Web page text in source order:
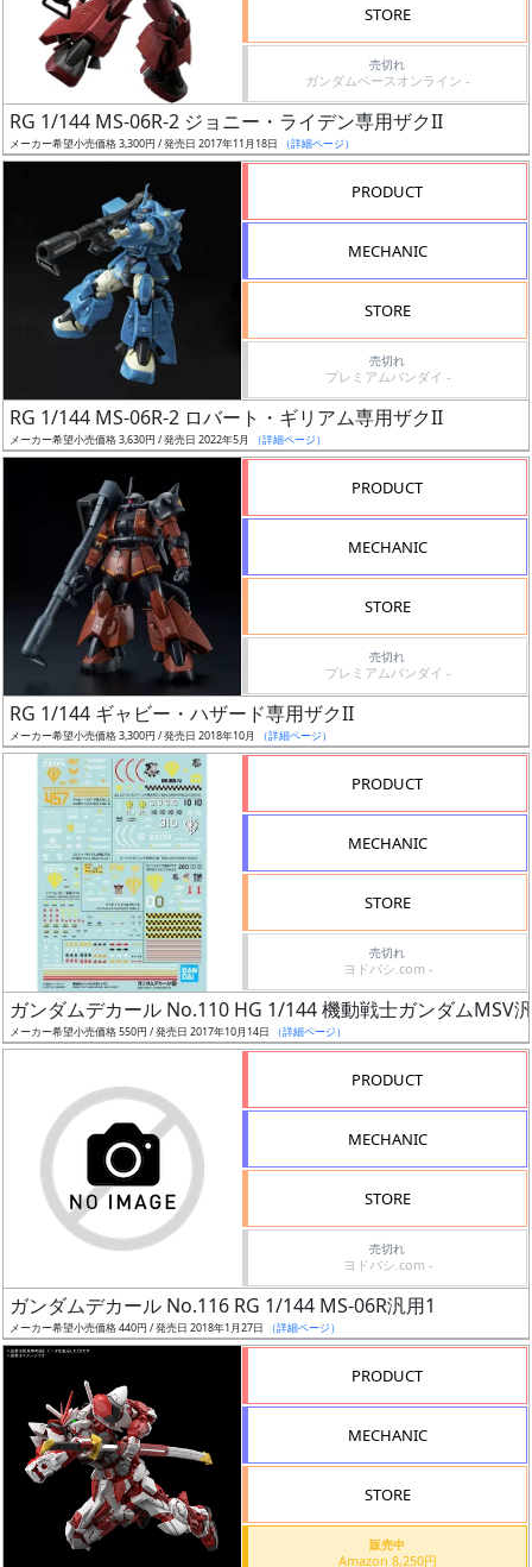
グ
レ
ル
シ
ー
ズ・
況
売
抽
選
中
在
庫
復
STORE
売切れ
ガンダムベースオンライン -
RG 1/144 MS-06R-2 ジョニー・ライデン専用ザクII
メーカー希望小売価格 3,300円 / 発売日 2017年11月18日 （詳細ページ）
PRODUCT
MECHANIC
STORE
売切れ
プレミアムバンダイ -
RG 1/144 MS-06R-2 ロバート・ギリアム専用ザクII
メーカー希望小売価格 3,630円 / 発売日 2022年5月 （詳細ページ）
PRODUCT
MECHANIC
STORE
売切れ
プレミアムバンダイ -
RG 1/144 ギャビー・ハザード専用ザクII
メーカー希望小売価格 3,300円 / 発売日 2018年10月 （詳細ページ）
PRODUCT
MECHANIC
STORE
売切れ
ヨドバシ.com -
ガンダムデカール No.110 HG 1/144 機動戦士ガンダムMSV
メーカー希望小売価格 550円 / 発売日 2017年10月14日 （詳細ページ）
PRODUCT
MECHANIC
STORE
売切れ
ヨドバシ.com -
ガンダムデカール No.116 RG 1/144 MS-06R汎用1
メーカー希望小売価格 440円 / 発売日 2018年1月27日 （詳細ページ）
PRODUCT
MECHANIC
STORE
販売中
Amazon 8,250円